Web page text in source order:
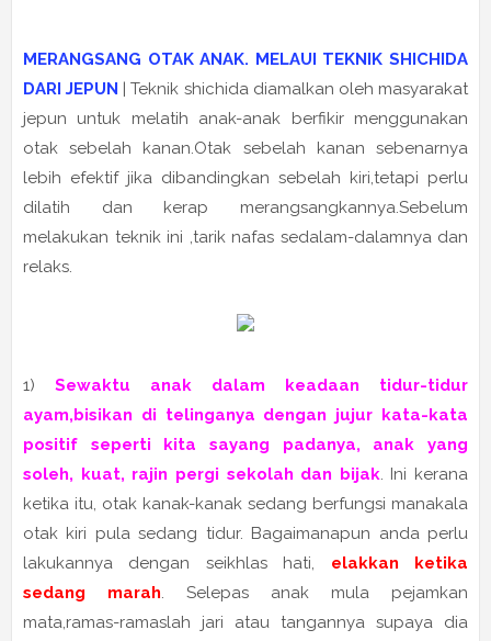
MERANGSANG OTAK ANAK. MELAUI TEKNIK SHICHIDA
DARI JEPUN | Teknik shichida diamalkan oleh masyarakat
jepun untuk melatih anak-anak berfikir menggunakan
otak sebelah kanan.Otak sebelah kanan sebenarnya
lebih efektif jika dibandingkan sebelah kiri,tetapi perlu
dilatih dan kerap merangsangkannya.Sebelum
melakukan teknik ini ,tarik nafas sedalam-dalamnya dan
relaks.
1) Sewaktu anak dalam keadaan tidur-tidur
ayam,bisikan di telinganya dengan jujur kata-kata
positif seperti kita sayang padanya, anak yang
soleh, kuat, rajin pergi sekolah dan bijak. Ini kerana
ketika itu, otak kanak-kanak sedang berfungsi manakala
otak kiri pula sedang tidur. Bagaimanapun anda perlu
lakukannya dengan seikhlas hati, elakkan ketika
sedang marah. Selepas anak mula pejamkan
mata,ramas-ramaslah jari atau tangannya supaya dia